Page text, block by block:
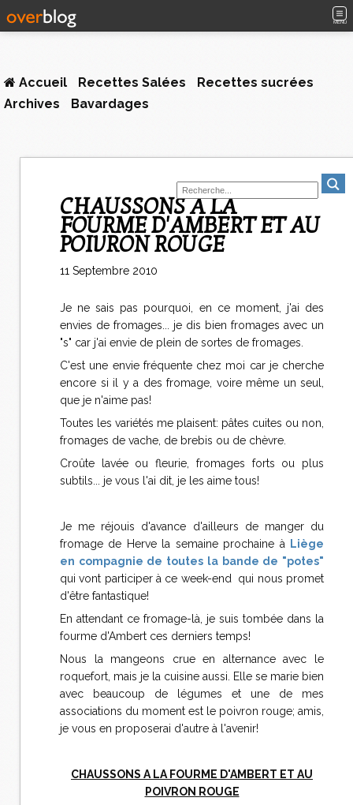
MENU
Accueil Recettes Salées
Recettes sucrées
Archives
Bavardages
CHAUSSONS A LA
FOURME D'AMBERT ET AU
POIVRON ROUGE
11 Septembre 2010
Je ne sais pas pourquoi, en ce moment, j'ai des
envies de fromages... je dis bien fromages avec un
"s" car j'ai envie de plein de sortes de fromages.
C'est une envie fréquente chez moi car je cherche
encore si il y a des fromage, voire même un seul,
que je n'aime pas!
Toutes les variétés me plaisent: pâtes cuites ou non,
fromages de vache, de brebis ou de chèvre.
Croûte lavée ou fleurie, fromages forts ou plus
subtils... je vous l'ai dit, je les aime tous!
Je me réjouis d'avance d'ailleurs de manger du
fromage de Herve la semaine prochaine à
Liège
en compagnie de toutes la bande de "potes"
qui vont participer à ce week-end qui nous promet
d'être fantastique!
En attendant ce fromage-là, je suis tombée dans la
fourme d'Ambert ces derniers temps!
Nous la mangeons crue en alternance avec le
roquefort, mais je la cuisine aussi. Elle se marie bien
avec beaucoup de légumes et une de mes
associations du moment est le poivron rouge; amis,
je vous en proposerai d'autre à l'avenir!
CHAUSSONS A LA FOURME D'AMBERT ET AU
POIVRON ROUGE